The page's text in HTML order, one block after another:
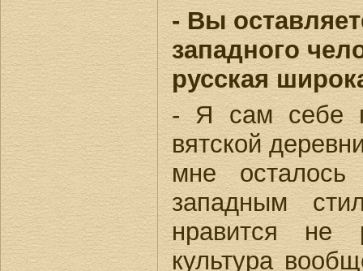
- Вы
западного
русская
- Я сам себе
вятской
мне
западным
нравится не
культура